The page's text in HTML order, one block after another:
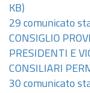
KB)
29 comunicato
CONSIGLIO
PRESIDENTI E
CONSILIARI
30 comunicato